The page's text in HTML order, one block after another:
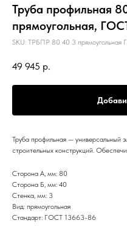
Труба профильная
прямоугольная,
SKU: ТРБПР 80 40 3
49 945 р.
Труба профильная — универсальный
строительных конструкций.
Сторона А, мм: 80
Сторона Б, мм: 40
Стенка, мм: 3
Вид: прямоугольная
Стандарт: ГОСТ 13663-86